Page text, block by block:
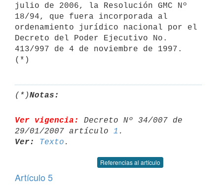
julio de 2006, la Resolución GMC Nº
18/94, que fuera incorporada al
ordenamiento jurídico nacional por el
Decreto del Poder Ejecutivo No.
413/997 de 4 de noviembre de 1997.
(*)Notas:
Ver vigencia:
Decreto Nº 34/007 de
29/01/2007 artículo 1
Ver:
Texto
Referencias al artículo
Artículo 5